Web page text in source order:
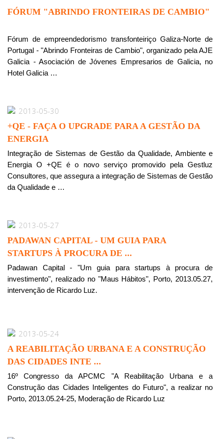
FÓRUM "ABRINDO FRONTEIRAS DE CAMBIO"
Fórum de empreendedorismo transfonteiriço Galiza-Norte de
Portugal - "Abrindo Fronteiras de Cambio", organizado pela AJE
Galicia - Asociación de Jóvenes Empresarios de Galicia, no
Hotel Galicia …
2013-05-30
+QE - FAÇA O UPGRADE PARA A GESTÃO DA
ENERGIA
Integração de Sistemas de Gestão da Qualidade, Ambiente e
Energia O +QE é o novo serviço promovido pela Gestluz
Consultores, que assegura a integração de Sistemas de Gestão
da Qualidade e …
2013-05-27
PADAWAN CAPITAL - UM GUIA PARA
STARTUPS À PROCURA DE ...
Padawan Capital - "Um guia para startups à procura de
investimento", realizado no "Maus Hábitos", Porto, 2013.05.27,
intervenção de Ricardo Luz.
2013-05-24
A REABILITAÇÃO URBANA E A CONSTRUÇÃO
DAS CIDADES INTE ...
16º Congresso da APCMC "A Reabilitação Urbana e a
Construção das Cidades Inteligentes do Futuro", a realizar no
Porto, 2013.05.24-25, Moderação de Ricardo Luz